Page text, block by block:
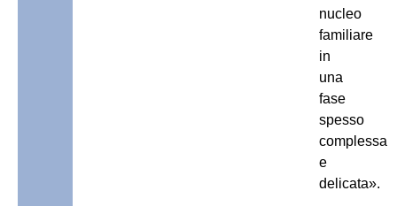
nucleo
familiare
in
una
fase
spesso
complessa
e
delicata».